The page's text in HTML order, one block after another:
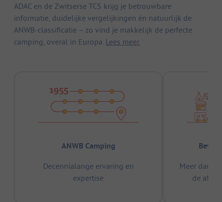
ADAC en de Zwitserse TCS krijg je betrouwbare
informatie, duidelijke vergelijkingen én natuurlijk de
ANWB-classificatie – zo vind je makkelijk de perfecte
camping, overal in Europa. Lees meer.
ANWB Camping
Decennialange ervaring en
expertise
Meer dan
de